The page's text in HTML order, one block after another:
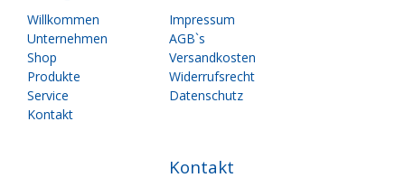
Navigation
überspringen
Willkommen
Unternehmen
Shop
Produkte
Service
Kontakt
Navigation
überspringen
Impressum
AGB`s
Versandkosten
Widerrufsrecht
Datenschutz
Kontakt